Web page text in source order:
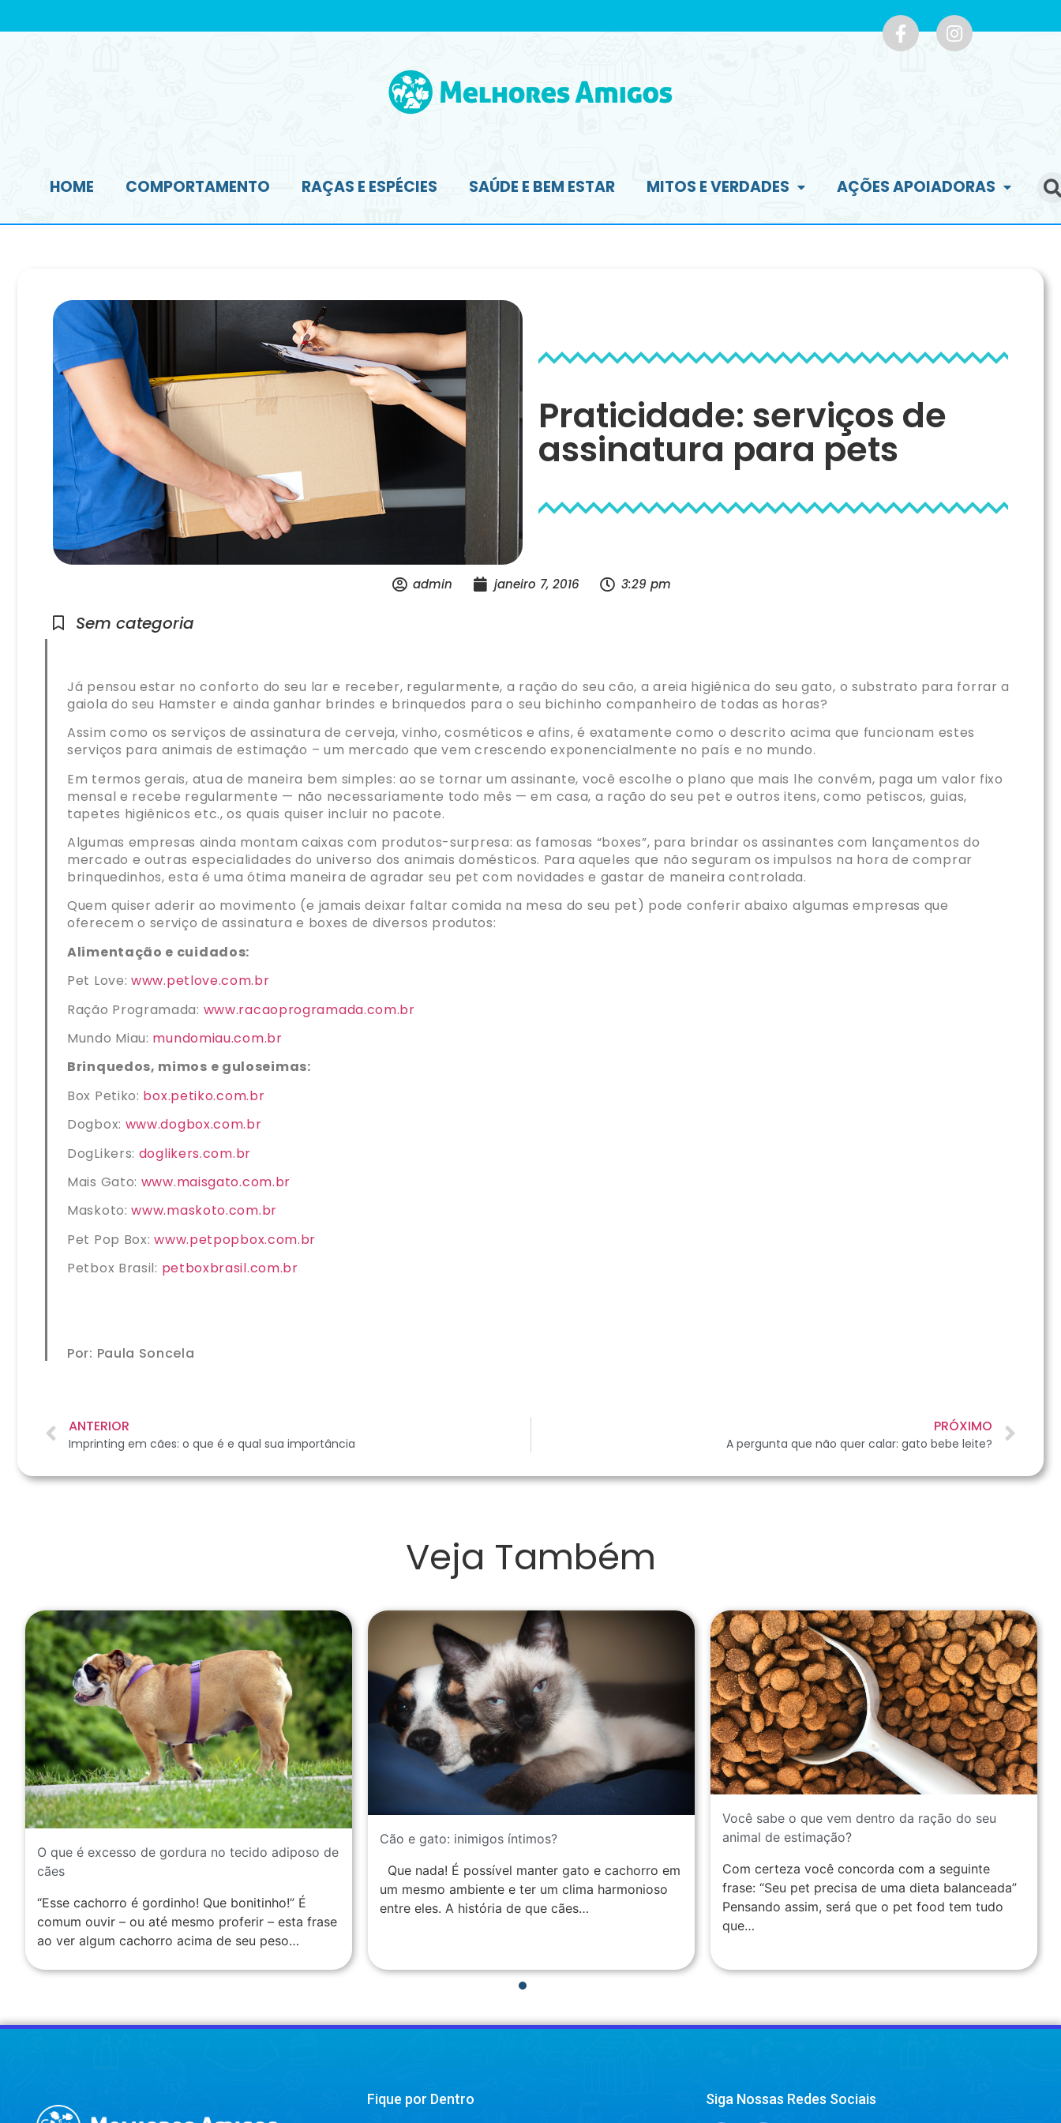
HOME COMPORTAMENTO RAÇAS E ESPÉCIES SAÚDE E BEM ESTAR MITOS E VERDADES AÇÕES APOIADORAS
Praticidade: serviços de
assinatura para pets
admin janeiro 7, 2016 3:29 pm
Sem categoria
Já pensou estar no conforto do seu lar e receber, regularmente, a ração do seu cão, a areia higiênica do seu gato, o substrato para forrar a
gaiola do seu Hamster e ainda ganhar brindes e brinquedos para o seu bichinho companheiro de todas as horas?
Assim como os serviços de assinatura de cerveja, vinho, cosméticos e afins, é exatamente como o descrito acima que funcionam estes
serviços para animais de estimação – um mercado que vem crescendo exponencialmente no país e no mundo.
Em termos gerais, atua de maneira bem simples: ao se tornar um assinante, você escolhe o plano que mais lhe convém, paga um valor fixo
mensal e recebe regularmente — não necessariamente todo mês — em casa, a ração do seu pet e outros itens, como petiscos, guias,
tapetes higiênicos etc., os quais quiser incluir no pacote.
Algumas empresas ainda montam caixas com produtos-surpresa: as famosas “boxes”, para brindar os assinantes com lançamentos do
mercado e outras especialidades do universo dos animais domésticos. Para aqueles que não seguram os impulsos na hora de comprar
brinquedinhos, esta é uma ótima maneira de agradar seu pet com novidades e gastar de maneira controlada.
Quem quiser aderir ao movimento (e jamais deixar faltar comida na mesa do seu pet) pode conferir abaixo algumas empresas que
oferecem o serviço de assinatura e boxes de diversos produtos:
Alimentação e cuidados:
Pet Love: www.petlove.com.br
Ração Programada: www.racaoprogramada.com.br
Mundo Miau: mundomiau.com.br
Brinquedos, mimos e guloseimas:
Box Petiko: box.petiko.com.br
Dogbox: www.dogbox.com.br
DogLikers: doglikers.com.br
Mais Gato: www.maisgato.com.br
Maskoto:www.maskoto.com.br
Pet Pop Box:www.petpopbox.com.br
Petbox Brasil: petboxbrasil.com.br
Por: Paula Soncela
ANTERIOR
Imprinting em cães: o que é e qual sua importância
PRÓXIMO
A pergunta que não quer calar: gato bebe leite?
Veja Também
O que é excesso de gordura no tecido adiposo de
cães
“Esse cachorro é gordinho! Que bonitinho!” É
comum ouvir – ou até mesmo proferir – esta frase
ao ver algum cachorro acima de seu peso…
Cão e gato: inimigos íntimos?
Que nada! É possível manter gato e cachorro em
um mesmo ambiente e ter um clima harmonioso
entre eles. A história de que cães…
Você sabe o que vem dentro da ração do seu
animal de estimação?
Com certeza você concorda com a seguinte
frase: “Seu pet precisa de uma dieta balanceada”
Pensando assim, será que o pet food tem tudo
que…
Fique por Dentro Siga Nossas Redes Sociais